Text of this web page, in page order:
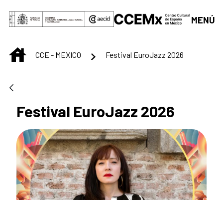
Saltar al contenido principal
MENÚ
INICIOCCE - MEXICO Festival EuroJazz 2026
Festival EuroJazz 2026